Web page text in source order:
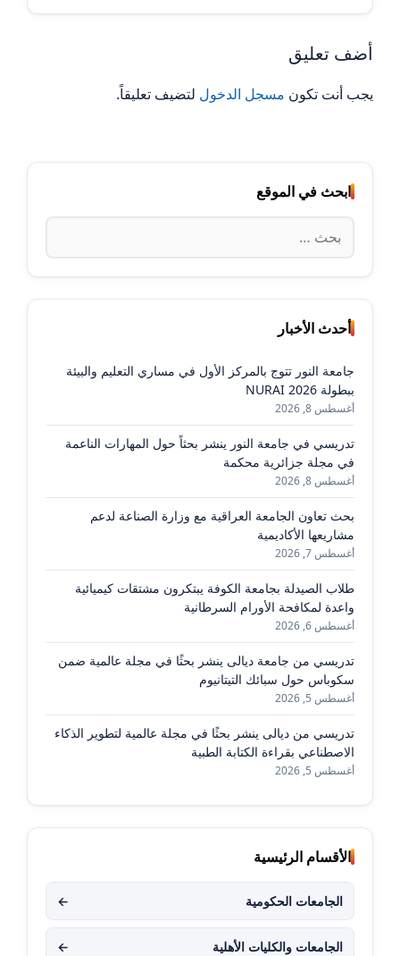
أضف تعليق
يجب أنت تكون مسجل الدخول لتضيف تعليقاً.
ابحث في الموقع
البحث
عن:
أحدث الأخبار
جامعة النور تتوج بالمركز الأول في مساري التعليم والبيئة
ببطولة NURAI 2026
أغسطس 8, 2026
تدريسي في جامعة النور ينشر بحثاً حول المهارات الناعمة
في مجلة جزائرية محكمة
أغسطس 8, 2026
بحث تعاون الجامعة العراقية مع وزارة الصناعة لدعم
مشاريعها الأكاديمية
أغسطس 7, 2026
طلاب الصيدلة بجامعة الكوفة يبتكرون مشتقات كيميائية
واعدة لمكافحة الأورام السرطانية
أغسطس 6, 2026
تدريسي من جامعة ديالى ينشر بحثًا في مجلة عالمية ضمن
سكوباس حول سبائك التيتانيوم
أغسطس 5, 2026
تدريسي من ديالى ينشر بحثًا في مجلة عالمية لتطوير الذكاء
الاصطناعي بقراءة الكتابة الطبية
أغسطس 5, 2026
الأقسام الرئيسية
الجامعات الحكومية ←
الجامعات والكليات الأهلية ←